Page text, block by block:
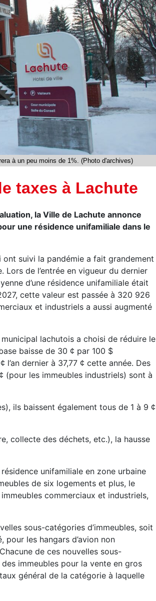
à un peu moins de 1%. (Photo d'archives)
taxes à Lachute
la Ville de Lachute annonce
une résidence unifamiliale dans le
ont suivi la pandémie a fait grandement
de l’entrée en vigueur du dernier
d’une résidence unifamiliale était
cette valeur est passée à 320 926
et industriels a aussi augmenté
lachutois a choisi de réduire le
baisse de 30 ¢ par 100 $
l’an dernier à 37,77 ¢ cette année. Des
(pour les immeubles industriels) sont à
ils baissent également tous de 1 à 9 ¢
collecte des déchets, etc.), la hausse
unifamiliale en zone urbaine
de six logements et plus, le
commerciaux et industriels,
sous-catégories d’immeubles, soit
les hangars d’avion non
de ces nouvelles sous-
immeubles pour la vente en gros
général de la catégorie à laquelle